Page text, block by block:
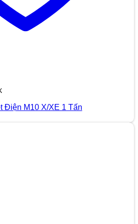
Điện M10 X/XE 1 Tấn